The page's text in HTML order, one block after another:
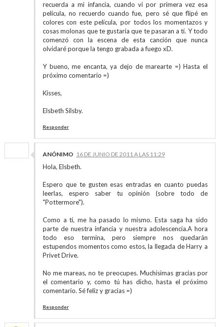
recuerda a mi infancia, cuando vi por primera vez esa
película, no recuerdo cuando fue, pero sé que flipé en
colores con este película, por todos los momentazos y
cosas molonas que te gustaría que te pasaran a tí. Y todo
comenzó con la escena de esta canción que nunca
olvidaré porque la tengo grabada a fuego xD.
Y bueno, me encanta, ya dejo de marearte =) Hasta el
próximo comentario =)
Kisses,
Elsbeth Silsby.
Responder
ANÓNIMO 16 DE JUNIO DE 2011 A LAS 11:29
Hola, Elsbeth.
Espero que te gusten esas entradas en cuanto puedas
leerlas, espero saber tu opinión (sobre todo de
"Pottermore").
Como a ti, me ha pasado lo mismo. Esta saga ha sido
parte de nuestra infancia y nuestra adolescencia.A hora
todo eso termina, pero siempre nos quedarán
estupendos momentos como estos, la llegada de Harry a
Privet Drive.
No me mareas, no te preocupes. Muchísimas gracias por
el comentario y, como tú has dicho, hasta el próximo
comentario. Sé feliz y gracias =)
Responder